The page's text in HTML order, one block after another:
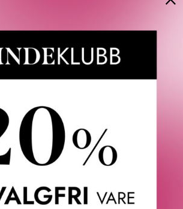
Repair Deep Conditioner smelter
riktig fuktighetsnivå og sprer raskt
avfrisende og pleiende egenskaper. Den
Replenicore-5 -noe som betyr
lettere å style etter bare én gangs
Instant Damage Repair Treatment – Du
hypen, men gjør deg nå
bindingsreparasjon uten kompliserte